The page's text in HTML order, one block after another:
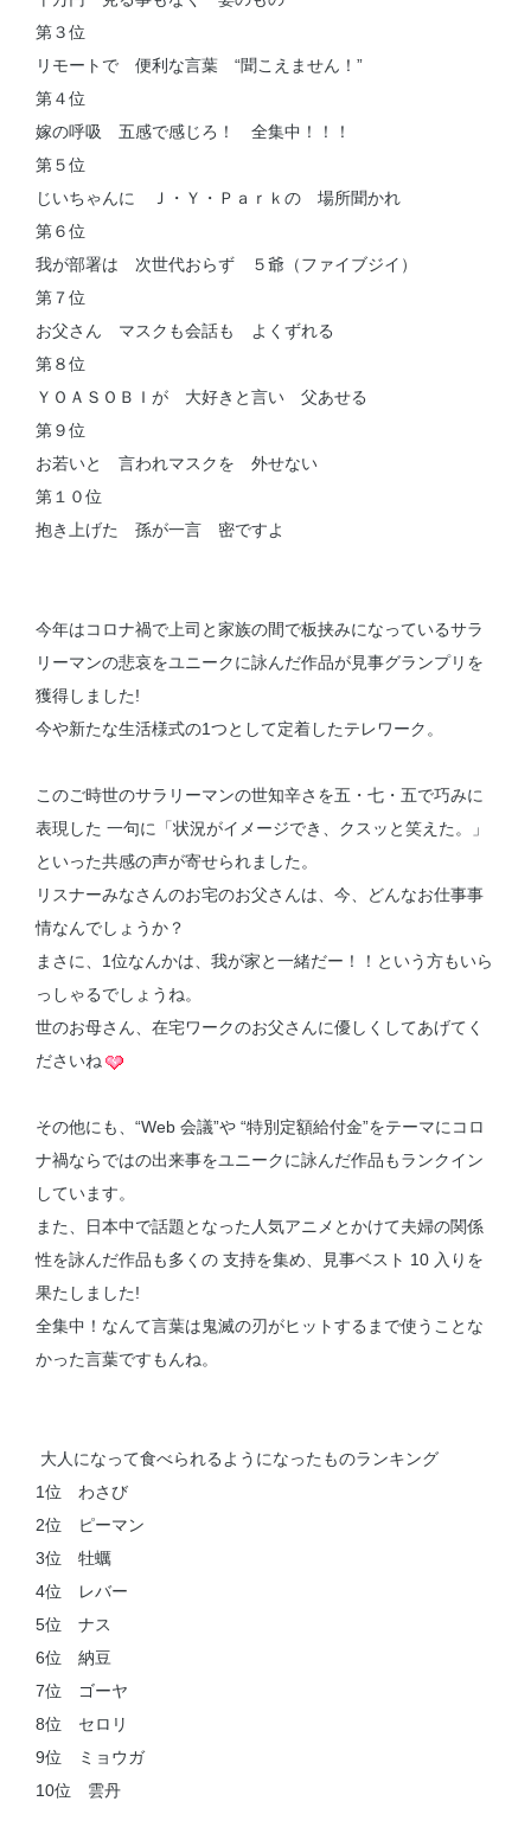
第３位
リモートで 便利な言葉 “聞こえません！”
第４位
嫁の呼吸 五感で感じろ！ 全集中！！！
第５位
じいちゃんに Ｊ・Ｙ・Ｐａｒｋの 場所聞かれ
第６位
我が部署は 次世代おらず ５爺（ファイブジイ）
第７位
お父さん マスクも会話も よくずれる
第８位
ＹＯＡＳＯＢＩが 大好きと言い 父あせる
第９位
お若いと 言われマスクを 外せない
第１０位
抱き上げた 孫が一言 密ですよ
今年はコロナ禍で上司と家族の間で板挟みになっているサラ
リーマンの悲哀をユニークに詠んだ作品が見事グランプリを
獲得しました!
今や新たな生活様式の1つとして定着したテレワーク。
このご時世のサラリーマンの世知辛さを五・七・五で巧みに
表現した 一句に「状況がイメージでき、クスッと笑えた。」
といった共感の声が寄せられました。
リスナーみなさんのお宅のお父さんは、今、どんなお仕事事
情なんでしょうか？
まさに、1位なんかは、我が家と一緒だー！！という方もいら
っしゃるでしょうね。
世のお母さん、在宅ワークのお父さんに優しくしてあげてく
ださいね
その他にも、“Web 会議”や “特別定額給付金”をテーマにコロ
ナ禍ならではの出来事をユニークに詠んだ作品もランクイン
しています。
また、日本中で話題となった人気アニメとかけて夫婦の関係
性を詠んだ作品も多くの 支持を集め、見事ベスト 10 入りを
果たしました!
全集中！なんて言葉は鬼滅の刃がヒットするまで使うことな
かった言葉ですもんね。
大人になって食べられるようになったものランキング
1位 わさび
2位 ピーマン
3位 牡蠣
4位 レバー
5位 ナス
6位 納豆
7位 ゴーヤ
8位 セロリ
9位 ミョウガ
10位 雲丹